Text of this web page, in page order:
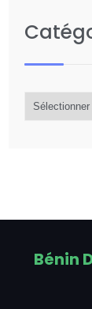
d’articles
Bénin